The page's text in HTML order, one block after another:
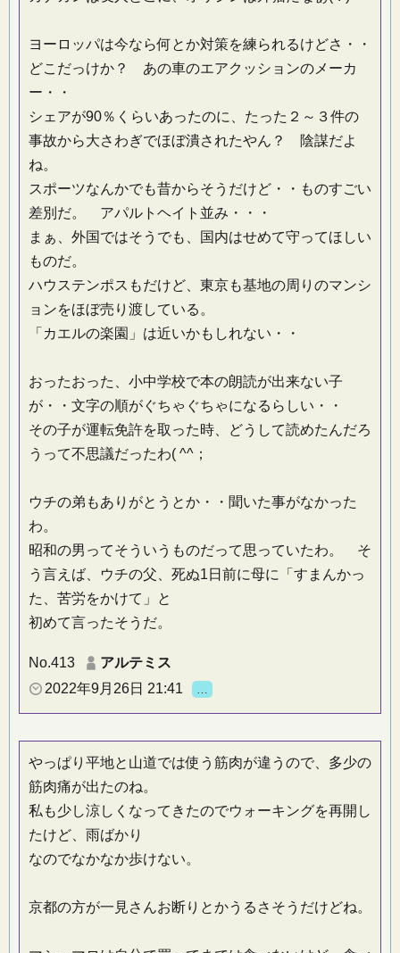
ヨーロッパは今なら何とか対策を練られるけどさ・・
どこだっけか？ あの車のエアクッションのメーカ
ー・・
シェアが90％くらいあったのに、たった２～３件の
事故から大さわぎでほぼ潰されたやん？ 陰謀だよ
ね。
スポーツなんかでも昔からそうだけど・・ものすごい
差別だ。 アパルトヘイト並み・・・
まぁ、外国ではそうでも、国内はせめて守ってほしい
ものだ。
ハウステンポスもだけど、東京も基地の周りのマンシ
ョンをほぼ売り渡している。
「カエルの楽園」は近いかもしれない・・
おったおった、小中学校で本の朗読が出来ない子
が・・文字の順がぐちゃぐちゃになるらしい・・
その子が運転免許を取った時、どうして読めたんだろ
うって不思議だったわ( ^^；
ウチの弟もありがとうとか・・聞いた事がなかった
わ。
昭和の男ってそういうものだって思っていたわ。 そ
う言えば、ウチの父、死ぬ1日前に母に「すまんかっ
た、苦労をかけて」と
初めて言ったそうだ。
No.413
アルテミス
2022年9月26日 21:41
やっぱり平地と山道では使う筋肉が違うので、多少の
筋肉痛が出たのね。
私も少し涼しくなってきたのでウォーキングを再開し
たけど、雨ばかり
なのでなかなか歩けない。
京都の方が一見さんお断りとかうるさそうだけどね。